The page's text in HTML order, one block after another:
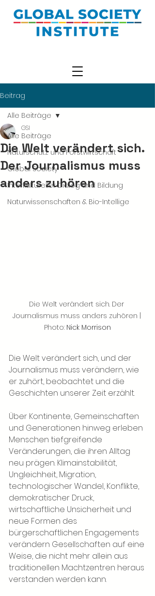
Beitrag
Alle Beiträge
Naturschutz und Forstwirtschaft
Global Society
Interkultureller Dialog und Bildung
Naturwissenschaften & Bio-Intellige
Alle Beiträge
Die Welt verändert sich.
Der Journalismus muss
anders zuhören
GSI
Die Welt verändert sich. Der
Journalismus muss anders zuhören |
Photo: Nick Morrison
Die Welt verändert sich, und der
Journalismus muss verändern, wie
er zuhört, beobachtet und die
Geschichten unserer Zeit erzählt.
Über Kontinente, Gemeinschaften
und Generationen hinweg erleben
Menschen tiefgreifende
Veränderungen, die ihren Alltag
neu prägen. Klimainstabilität,
Ungleichheit, Migration,
technologischer Wandel, Konflikte,
demokratischer Druck,
wirtschaftliche Unsicherheit und
neue Formen des
bürgerschaftlichen Engagements
verändern Gesellschaften auf eine
Weise, die nicht mehr allein aus
traditionellen Machtzentren heraus
verstanden werden kann.